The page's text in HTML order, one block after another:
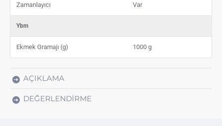
Zamanlayıcı Var
Ybm
Ekmek Gramajı (g) 1000 g
AÇIKLAMA
DEĞERLENDIRME